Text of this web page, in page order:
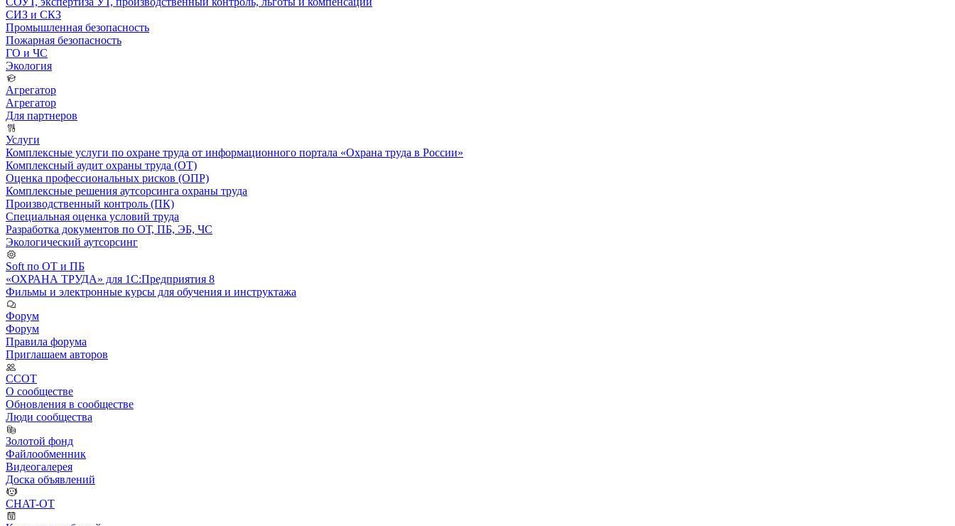
СИЗ и СКЗ
Промышленная безопасность
Пожарная безопасность
ГО и ЧС
Экология
Агрегатор
Агрегатор
Для партнеров
Услуги
Комплексные услуги по охране труда от информационного портала «Охрана труда в России»
Комплексный аудит охраны труда (ОТ)
Оценка профессиональных рисков (ОПР)
Комплексные решения аутсорсинга охраны труда
Производственный контроль (ПК)
Специальная оценка условий труда
Разработка документов по ОТ, ПБ, ЭБ, ЧС
Экологический аутсорсинг
Soft по ОТ и ПБ
«ОХРАНА ТРУДА» для 1С:Предприятия 8
Фильмы и электронные курсы для обучения и инструктажа
Форум
Форум
Правила форума
Приглашаем авторов
ССОТ
О сообществе
Обновления в сообществе
Люди сообщества
Золотой фонд
Файлообменник
Видеогалерея
Доска объявлений
CHAT-OT